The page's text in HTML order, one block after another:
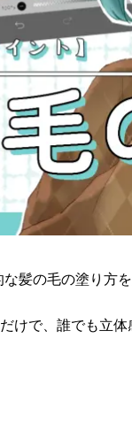
髪の毛の塗り方を
けで、誰でも立